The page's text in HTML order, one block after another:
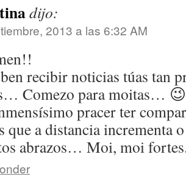
dijo:
2013 a las 6:32 AM
recibir noticias túas tan
Comezo para moitas… 😉
pracer ter
que a distancia
abrazos… Moi, moi